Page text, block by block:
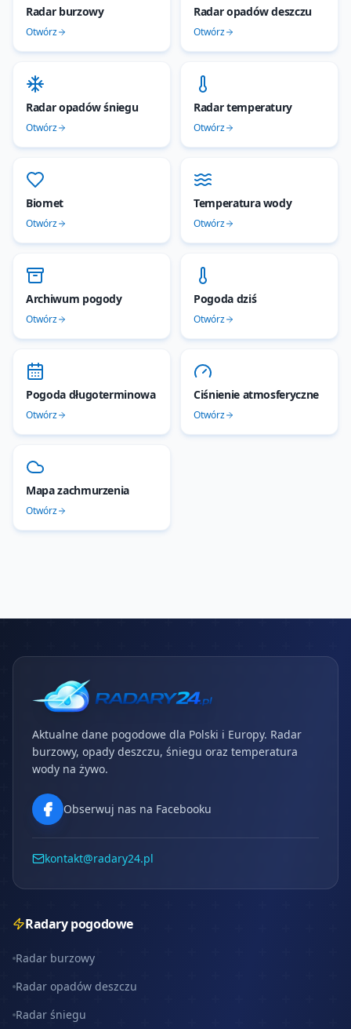
Radar burzowy
Otwórz
Radar opadów deszczu
Otwórz
Radar opadów śniegu
Otwórz
Radar temperatury
Otwórz
Biomet
Otwórz
Temperatura wody
Otwórz
Archiwum pogody
Otwórz
Pogoda dziś
Otwórz
Pogoda długoterminowa
Otwórz
Ciśnienie atmosferyczne
Otwórz
Mapa zachmurzenia
Otwórz
Aktualne dane pogodowe dla Polski i Europy. Radar
burzowy, opady deszczu, śniegu oraz temperatura
wody na żywo.
Obserwuj nas na Facebooku
kontakt@radary24.pl
Radary pogodowe
Radar burzowy
Radar opadów deszczu
Radar śniegu